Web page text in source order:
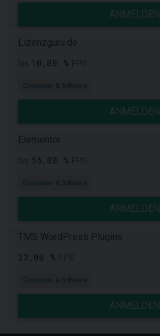
ANMELDEN
Lizenzguru.de
10,00 %
Computer & Software
ANMELDEN
Elementor
55,00 %
Computer & Software
ANMELDEN
TMS WordPress Plugins
23,00 %
Computer & Software
ANMELDEN